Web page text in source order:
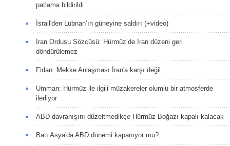
patlama bildirildi
İsrail'den Lübnan’ın güneyine saldırı (+video)
İran Ordusu Sözcüsü: Hürmüz’de İran düzeni geri
döndürülemez
Fidan: Mekke Anlaşması İran'a karşı değil
Umman: Hürmüz ile ilgili müzakereler olumlu bir atmosferde
ilerliyor
ABD davranışını düzeltmedikçe Hürmüz Boğazı kapalı kalacak
Batı Asya'da ABD dönemi kapanıyor mu?